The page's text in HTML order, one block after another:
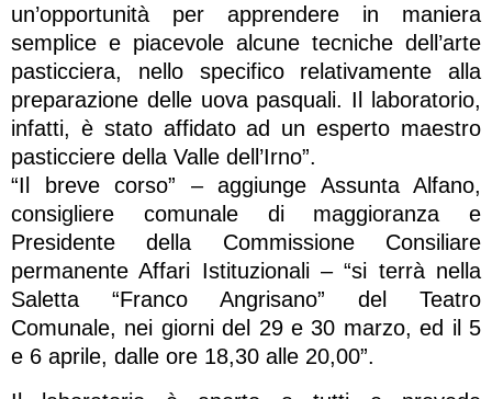
un’opportunità per apprendere in maniera
semplice e piacevole alcune tecniche dell’arte
pasticciera, nello specifico relativamente alla
preparazione delle uova pasquali. Il laboratorio,
infatti, è stato affidato ad un esperto maestro
pasticciere della Valle dell’Irno”.
“Il breve corso” – aggiunge Assunta Alfano,
consigliere comunale di maggioranza e
Presidente della Commissione Consiliare
permanente Affari Istituzionali – “si terrà nella
Saletta “Franco Angrisano” del Teatro
Comunale, nei giorni del 29 e 30 marzo, ed il 5
e 6 aprile, dalle ore 18,30 alle 20,00”.